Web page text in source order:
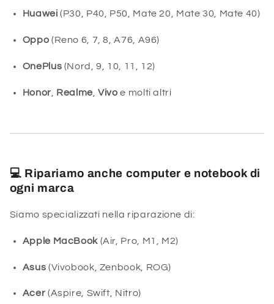
Huawei (P30, P40, P50, Mate 20, Mate 30, Mate 40)
Oppo (Reno 6, 7, 8, A76, A96)
OnePlus (Nord, 9, 10, 11, 12)
Honor Realme ,Vivo e molti altri
💻 Ripariamo anche computer e notebook di
ogni marca
Siamo specializzati nella riparazione di:
Apple MacBook(Air, Pro, M1, M2)
Asus (Vivobook, Zenbook, ROG)
Acer (Aspire, Swift, Nitro)